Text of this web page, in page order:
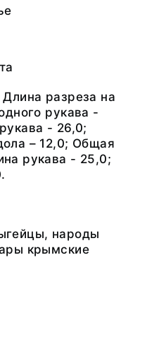
разреза на
рукава -
- 26,0;
– 12,0; Общая
рукава - 25,0;
народы
крымские